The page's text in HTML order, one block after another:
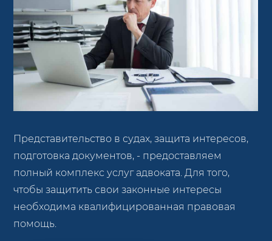
Представительство в судах, защита интересов,
подготовка документов, - предоставляем
полный комплекс услуг адвоката. Для того,
чтобы защитить свои законные интересы
необходима квалифицированная правовая
помощь.